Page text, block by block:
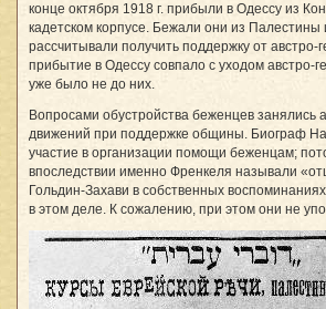
конце октября 1918 г. прибыли в Одессу из
кадетском корпусе. Бежали они из Палестины
рассчитывали получить поддержку от
прибытие в Одессу совпало с уходом австро-
уже было не до них.
Вопросами обустройства беженцев занялись
движений при поддержке общины. Биограф
участие в организации помощи беженцам;
впоследствии именно Френкеля называли
Гольдин-Захави в собственных
в этом деле. К сожалению, при этом они не